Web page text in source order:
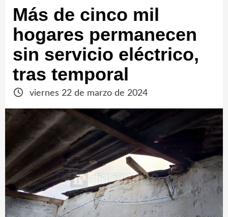
Más de cinco mil
hogares permanecen
sin servicio eléctrico,
tras temporal
viernes 22 de marzo de 2024